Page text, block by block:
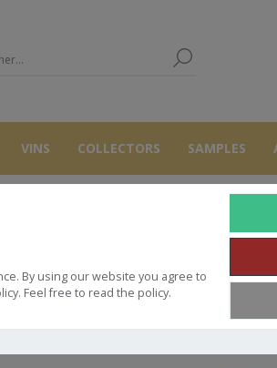
By using our website you agree to
Feel free to read the policy.
VINS COLLECTORS SAMPLES
1980/2005 53.98